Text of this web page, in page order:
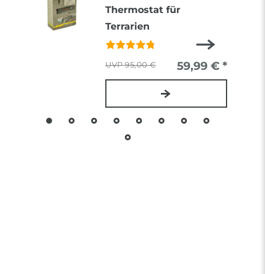
Thermostat für
Terrarien
95,00 € 59,99 € *